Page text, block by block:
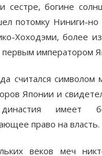
сестре, богине
потомку Ниниги-но
Хоходэми, более
императором
считался символом
Японии и
имеет
право на власть.
веков меч